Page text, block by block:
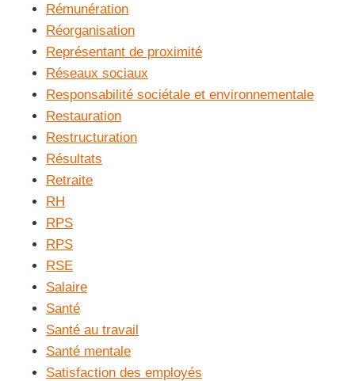
Rémunération
Réorganisation
Représentant de proximité
Réseaux sociaux
Responsabilité sociétale et environnementale
Restauration
Restructuration
Résultats
Retraite
RH
RPS
RPS
RSE
Salaire
Santé
Santé au travail
Santé mentale
Satisfaction des employés